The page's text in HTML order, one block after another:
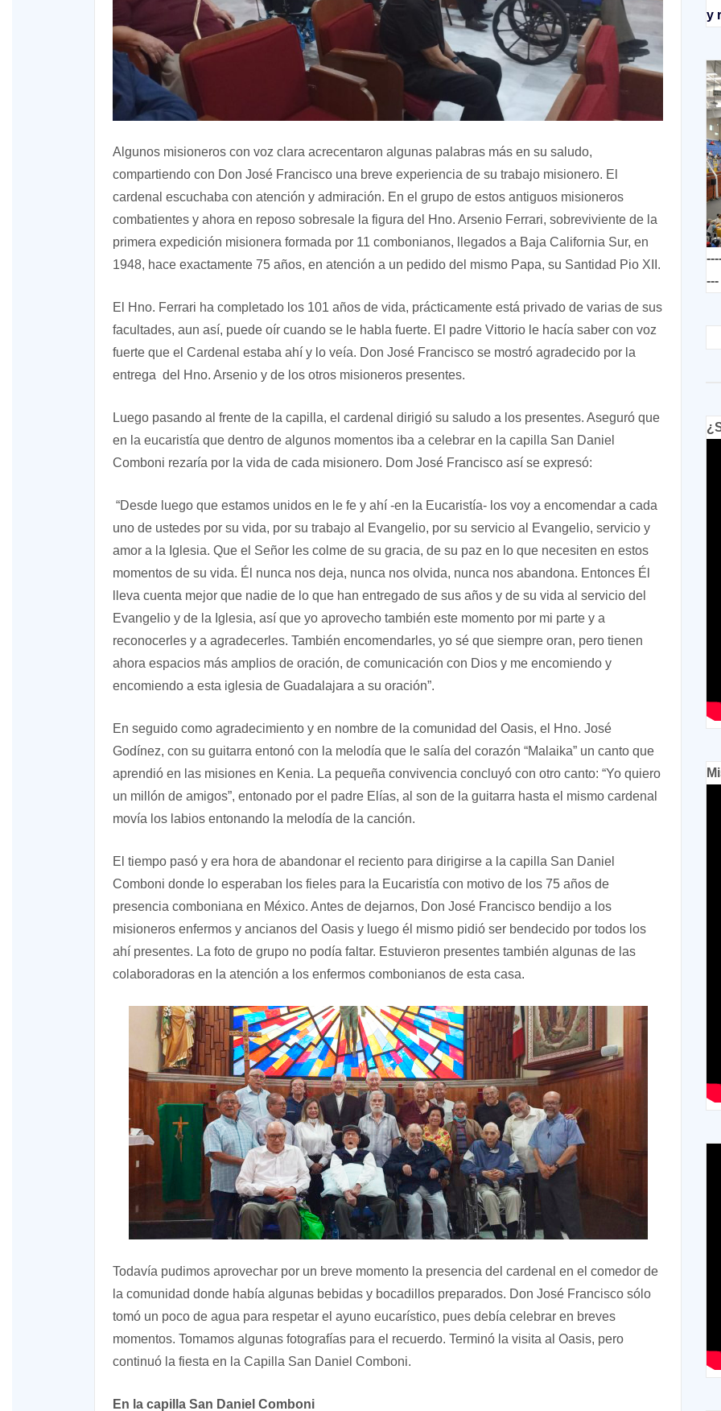
Algunos misioneros con voz clara acrecentaron algunas palabras más en su saludo,
compartiendo con Don José Francisco una breve experiencia de su trabajo misionero. El
cardenal escuchaba con atención y admiración. En el grupo de estos antiguos misioneros
combatientes y ahora en reposo sobresale la figura del Hno. Arsenio Ferrari, sobreviviente de la
primera expedición misionera formada por 11 combonianos, llegados a Baja California Sur, en
1948, hace exactamente 75 años, en atención a un pedido del mismo Papa, su Santidad Pio XII.
El Hno. Ferrari ha completado los 101 años de vida, prácticamente está privado de varias de sus
facultades, aun así, puede oír cuando se le habla fuerte. El padre Vittorio le hacía saber con voz
fuerte que el Cardenal estaba ahí y lo veía. Don José Francisco se mostró agradecido por la
entrega del Hno. Arsenio y de los otros misioneros presentes.
Luego pasando al frente de la capilla, el cardenal dirigió su saludo a los presentes. Aseguró que
en la eucaristía que dentro de algunos momentos iba a celebrar en la capilla San Daniel
Comboni rezaría por la vida de cada misionero. Dom José Francisco así se expresó:
“Desde luego que estamos unidos en le fe y ahí -en la Eucaristía- los voy a encomendar a cada
uno de ustedes por su vida, por su trabajo al Evangelio, por su servicio al Evangelio, servicio y
amor a la Iglesia. Que el Señor les colme de su gracia, de su paz en lo que necesiten en estos
momentos de su vida. Él nunca nos deja, nunca nos olvida, nunca nos abandona. Entonces Él
lleva cuenta mejor que nadie de lo que han entregado de sus años y de su vida al servicio del
Evangelio y de la Iglesia, así que yo aprovecho también este momento por mi parte y a
reconocerles y a agradecerles. También encomendarles, yo sé que siempre oran, pero tienen
ahora espacios más amplios de oración, de comunicación con Dios y me encomiendo y
encomiendo a esta iglesia de Guadalajara a su oración”.
En seguido como agradecimiento y en nombre de la comunidad del Oasis, el Hno. José
Godínez, con su guitarra entonó con la melodía que le salía del corazón “Malaika” un canto que
aprendió en las misiones en Kenia. La pequeña convivencia concluyó con otro canto: “Yo quiero
un millón de amigos”, entonado por el padre Elías, al son de la guitarra hasta el mismo cardenal
movía los labios entonando la melodía de la canción.
El tiempo pasó y era hora de abandonar el reciento para dirigirse a la capilla San Daniel
Comboni donde lo esperaban los fieles para la Eucaristía con motivo de los 75 años de
presencia comboniana en México. Antes de dejarnos, Don José Francisco bendijo a los
misioneros enfermos y ancianos del Oasis y luego él mismo pidió ser bendecido por todos los
ahí presentes. La foto de grupo no podía faltar. Estuvieron presentes también algunas de las
colaboradoras en la atención a los enfermos combonianos de esta casa.
Todavía pudimos aprovechar por un breve momento la presencia del cardenal en el comedor de
la comunidad donde había algunas bebidas y bocadillos preparados. Don José Francisco sólo
tomó un poco de agua para respetar el ayuno eucarístico, pues debía celebrar en breves
momentos. Tomamos algunas fotografías para el recuerdo. Terminó la visita al Oasis, pero
continuó la fiesta en la Capilla San Daniel Comboni.
En la capilla San Daniel Comboni
y
---